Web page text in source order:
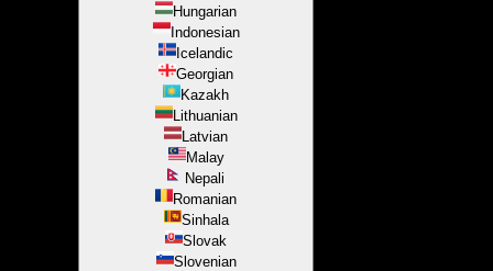
Hungarian
Indonesian
Icelandic
Georgian
Kazakh
Lithuanian
Latvian
Malay
Nepali
Romanian
Sinhala
Slovak
Slovenian